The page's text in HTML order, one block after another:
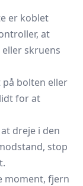
er koblet
at
skruens
bolten eller
for at
dreje i den
stop
moment, fjern